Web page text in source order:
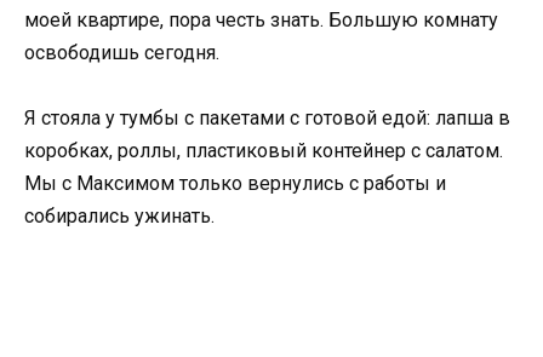
моей квартире, пора честь знать. Большую комнату
освободишь сегодня.
Я стояла у тумбы с пакетами с готовой едой: лапша в
коробках, роллы, пластиковый контейнер с салатом.
Мы с Максимом только вернулись с работы и
собирались ужинать.